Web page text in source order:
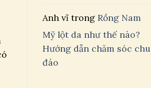
Anh vĩtrong Rồng Nam
Mỹ lột da như thế nào?
Hướng dẫn chăm sóc chu
đáo